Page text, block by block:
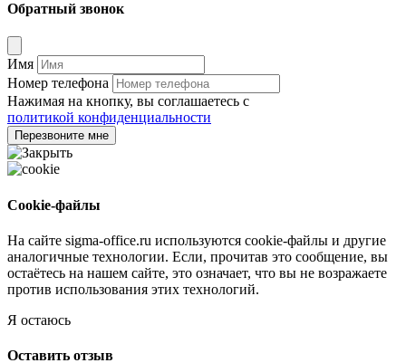
Обратный звонок
Имя
Номер телефона
Нажимая на кнопку, вы соглашаетесь с
политикой конфиденциальности
Перезвоните мне
Cookie-файлы
На сайте sigma-office.ru используются cookie-файлы и другие
аналогичные технологии. Если, прочитав это сообщение, вы
остаётесь на нашем сайте, это означает, что вы не возражаете
против использования этих технологий.
Я остаюсь
Оставить отзыв